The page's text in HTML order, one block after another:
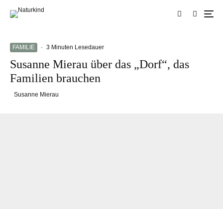
FAMILIE · 3 Minuten Lesedauer
Susanne Mierau über das „Dorf“, das
Familien brauchen
Susanne Mierau